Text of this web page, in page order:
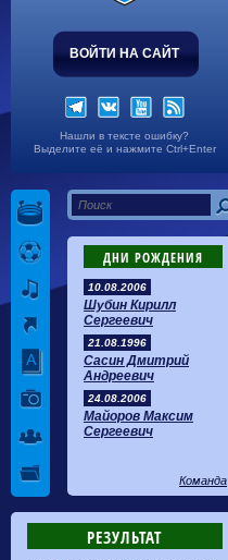
ВОЙТИ НА САЙТ
Нашли в тексте ошибку?
Выделите её и нажмите Ctrl+Enter
ДНИ РОЖДЕНИЯ
10.08.2006
Шубин Кирилл
Сергеевич
21.08.1996
Сасин Дмитрий
Андреевич
24.08.2006
Майоров Максим
Сергеевич
Команда
РЕЗУЛЬТАТ